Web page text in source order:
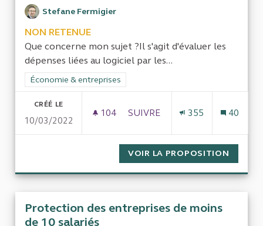
Stefane Fermigier
NON RETENUE
Que concerne mon sujet ?Il s'agit d'évaluer les
dépenses liées au logiciel par les...
Filtrer les résultats de la catégorie : Économie & entreprises
Économie & entreprises
CRÉÉ LE
10/03/2022
104 104 ABONNÉS
SUIVRE
355 40
VOIR LA PROPOSITION
Protection des entreprises de moins
de 10 salariés